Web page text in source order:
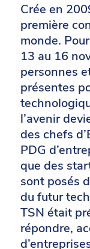
Crée en
première
monde.
13 au 16
personnes
présentes
l’avenir
des chefs
PDG
que des
sont posés
du futur
TSN était
répondre,